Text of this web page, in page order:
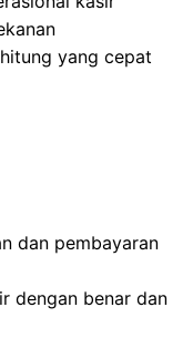
yang cepat
dan pembayaran
dengan benar dan